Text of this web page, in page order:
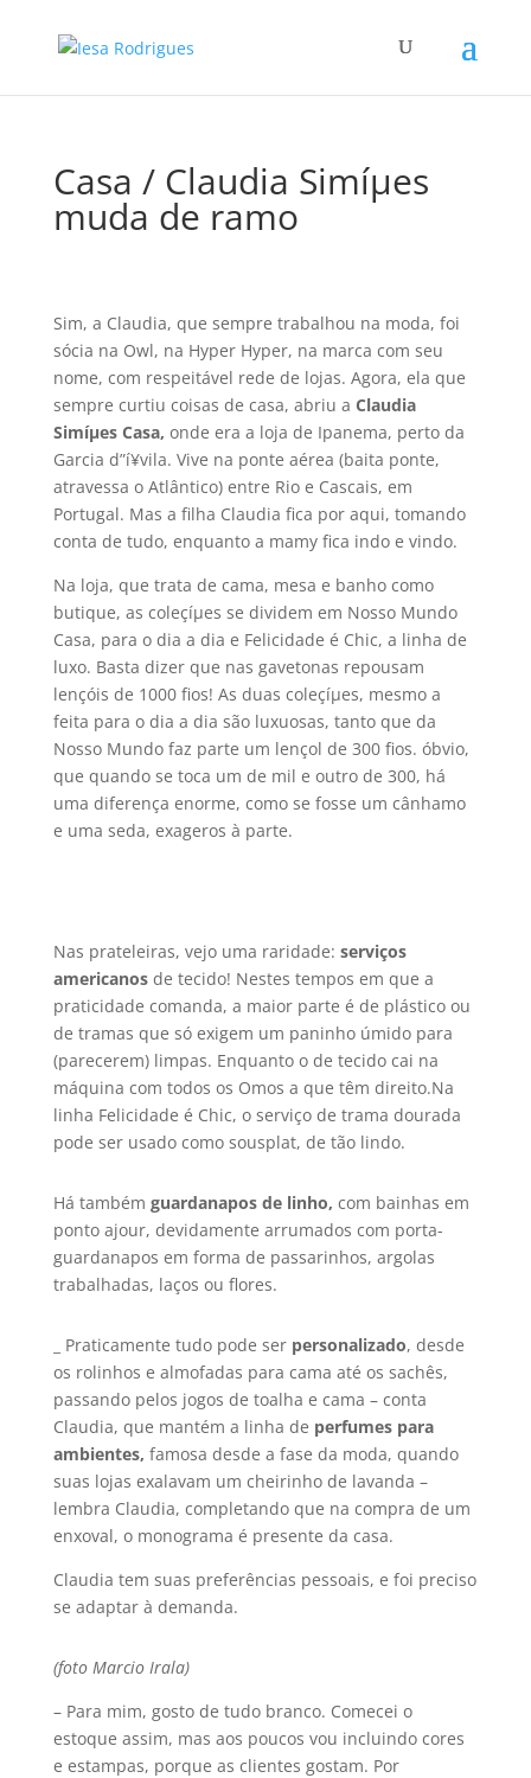
Casa / Claudia Simíµes
muda de ramo
Sim, a Claudia, que sempre trabalhou na moda, foi
sócia na Owl, na Hyper Hyper, na marca com seu
nome, com respeitável rede de lojas. Agora, ela que
sempre curtiu coisas de casa, abriu a Claudia
Simíµes Casa, onde era a loja de Ipanema, perto da
Garcia d”í¥vila. Vive na ponte aérea (baita ponte,
atravessa o Atlântico) entre Rio e Cascais, em
Portugal. Mas a filha Claudia fica por aqui, tomando
conta de tudo, enquanto a mamy fica indo e vindo.
Na loja, que trata de cama, mesa e banho como
butique, as coleçíµes se dividem em Nosso Mundo
Casa, para o dia a dia e Felicidade é Chic, a linha de
luxo. Basta dizer que nas gavetonas repousam
lençóis de 1000 fios! As duas coleçíµes, mesmo a
feita para o dia a dia são luxuosas, tanto que da
Nosso Mundo faz parte um lençol de 300 fios. óbvio,
que quando se toca um de mil e outro de 300, há
uma diferença enorme, como se fosse um cânhamo
e uma seda, exageros à parte.
Nas prateleiras, vejo uma raridade: serviços
americanosde tecido! Nestes tempos em que a
praticidade comanda, a maior parte é de plástico ou
de tramas que só exigem um paninho úmido para
(parecerem) limpas. Enquanto o de tecido cai na
máquina com todos os Omos a que têm direito.Na
linha Felicidade é Chic, o serviço de trama dourada
pode ser usado como sousplat, de tão lindo.
Há também guardanapos de linho, com bainhas em
ponto ajour, devidamente arrumados com porta-
guardanapos em forma de passarinhos, argolas
trabalhadas, laços ou flores.
_ Praticamente tudo pode ser personalizado, desde
os rolinhos e almofadas para cama até os sachês,
passando pelos jogos de toalha e cama – conta
Claudia, que mantém a linha de perfumes para
ambientes, famosa desde a fase da moda, quando
suas lojas exalavam um cheirinho de lavanda –
lembra Claudia, completando que na compra de um
enxoval, o monograma é presente da casa.
Claudia tem suas preferências pessoais, e foi preciso
se adaptar à demanda.
(foto Marcio Irala)
– Para mim, gosto de tudo branco. Comecei o
estoque assim, mas aos poucos vou incluindo cores
e estampas, porque as clientes gostam. Por